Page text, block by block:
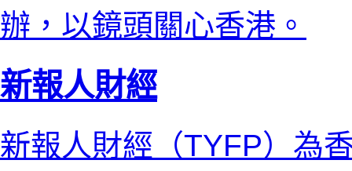
辦，以鏡頭關心香港。
新報人財經
新報人財經（TYFP）為